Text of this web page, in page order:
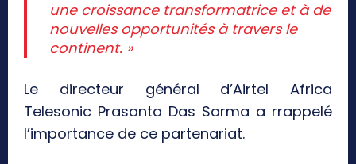
une croissance transformatrice et à de
nouvelles opportunités à travers le
continent. »
Le directeur général d’Airtel Africa
Telesonic Prasanta Das Sarma a rrappelé
l’importance de ce partenariat.